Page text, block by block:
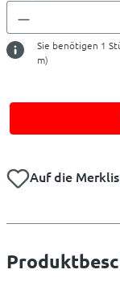
Sie benötigen 1
m)
Auf die